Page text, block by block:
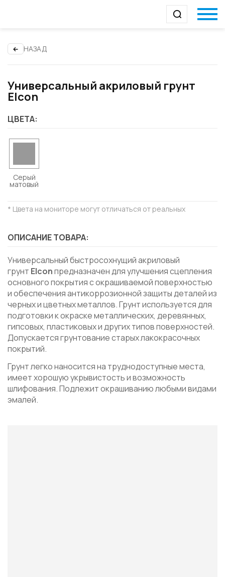
НАЗАД
Универсальный акриловый грунт
Elcon
ЦВЕТА:
Серый
матовый
* Цвета на мониторе могут отличаться от реальных
ОПИСАНИЕ ТОВАРА:
Универсальный быстросохнущий акриловый
грунт Elconпредназначен для улучшения сцепления
основного покрытия с окрашиваемой поверхностью
и обеспечения антикоррозионной защиты деталей из
черных и цветных металлов. Грунт используется для
подготовки к окраске металлических, деревянных,
гипсовых, пластиковых и других типов поверхностей.
Допускается грунтование старых лакокрасочных
покрытий.
Грунт легко наносится на труднодоступные места,
имеет хорошую укрывистость и возможность
шлифования. Подлежит окрашиванию любыми видами
эмалей.